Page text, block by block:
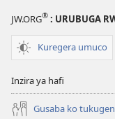
JW.ORG® : URUBUGA
Kuregera umuco
Inzira ya hafi
Gusaba ko